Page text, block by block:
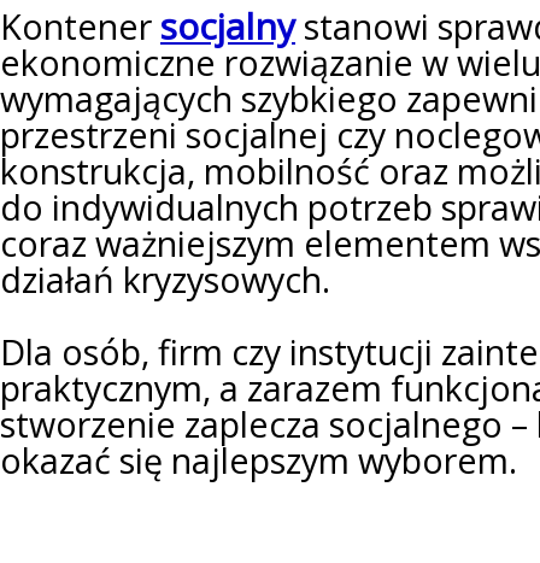
Kontener socjalnystanowi
ekonomiczne rozwiązanie w
wymagających szybkiego
przestrzeni socjalnej czy
konstrukcja, mobilność oraz
do indywidualnych potrzeb
coraz ważniejszym elementem
działań kryzysowych.
Dla osób, firm czy instytucji
praktycznym, a zarazem
stworzenie zaplecza socjalnego
okazać się najlepszym wyborem.